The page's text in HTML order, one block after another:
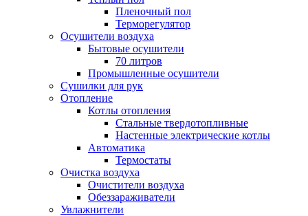
Пленочный пол
Терморегулятор
Осушители воздуха
Бытовые осушители
70 литров
Промышленные осушители
Сушилки для рук
Отопление
Котлы отопления
Стальные твердотопливные
Настенные электрические котлы
Автоматика
Термостаты
Очистка воздуха
Очистители воздуха
Обеззараживатели
Увлажнители